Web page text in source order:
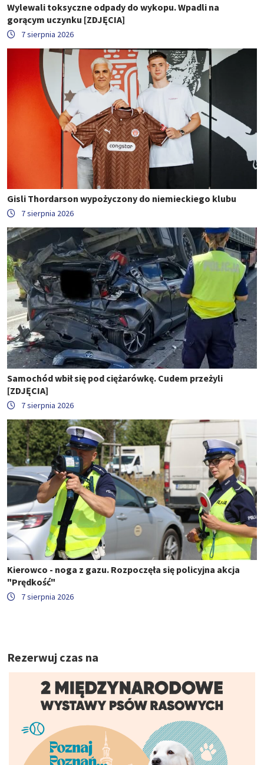
Wylewali toksyczne odpady do wykopu. Wpadli na
gorącym uczynku [ZDJĘCIA]
7 sierpnia 2026
Gisli Thordarson wypożyczony do niemieckiego klubu
7 sierpnia 2026
Samochód wbił się pod ciężarówkę. Cudem przeżyli
[ZDJĘCIA]
7 sierpnia 2026
Kierowco - noga z gazu. Rozpoczęła się policyjna akcja
"Prędkość"
7 sierpnia 2026
Rezerwuj czas na